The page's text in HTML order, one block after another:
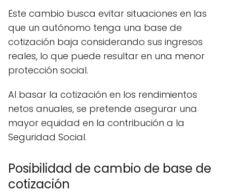
Este cambio busca evitar situaciones en las
que un autónomo tenga una base de
cotización baja considerando sus ingresos
reales, lo que puede resultar en una menor
protección social.
Al basar la cotización en los rendimientos
netos anuales, se pretende asegurar una
mayor equidad en la contribución a la
Seguridad Social.
Posibilidad de cambio de base de
cotización